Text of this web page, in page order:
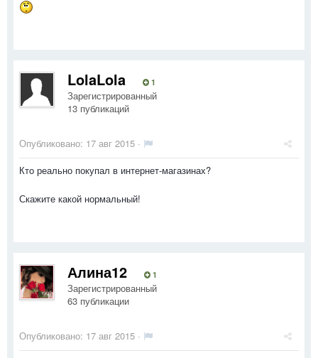
LolaLola 1
Зарегистрированный
13 публикаций
Опубликовано: 17 авг 2015 ·
Кто реально покупал в интернет-магазинах?
Скажите какой нормальный!
Алина12 1
Зарегистрированный
63 публикации
Опубликовано: 17 авг 2015 ·